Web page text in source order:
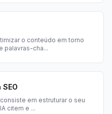
o conteúdo em torno
palavras-cha...
em estruturar o seu
citem e ...